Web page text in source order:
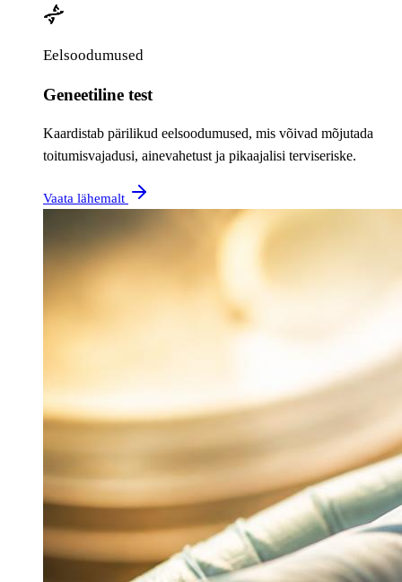
Eelsoodumused
Geneetiline test
Kaardistab pärilikud eelsoodumused, mis võivad mõjutada
toitumisvajadusi, ainevahetust ja pikaajalisi terviseriske.
Vaata lähemalt